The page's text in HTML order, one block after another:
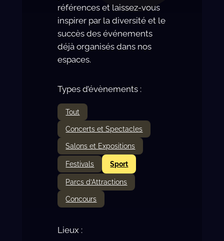
références et laissez-vous
inspirer par la diversité et le
succès des événements
déjà organisés dans nos
espaces.
Types d’évènements :
Tout
Concerts et Spectacles
Salons et Expositions
Festivals Sport
Parcs d’Attractions
Concours
Lieux :